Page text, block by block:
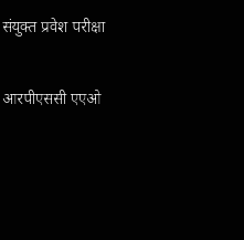
संयुक्त प्रवेश परीक्षा
आरपीएससी एएओ